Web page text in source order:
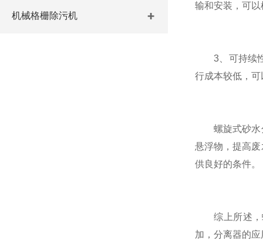
机械格栅除污机
输和安装，可
3、可持续性
行成本较低，
螺旋式砂水分
悬浮物，提高
供良好的条件。
综上所述，螺
加，分离器的